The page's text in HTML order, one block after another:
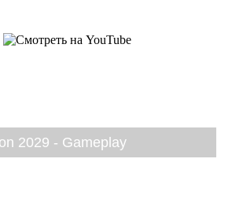
2029 - Gameplay